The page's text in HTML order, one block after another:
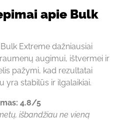
apie Bulk
Extreme dažniausiai
augimui, ištvermei ir
pažymi, kad rezultatai
yra stabilūs ir ilgalaikiai.
4.8/5
išbandžiau ne vieną